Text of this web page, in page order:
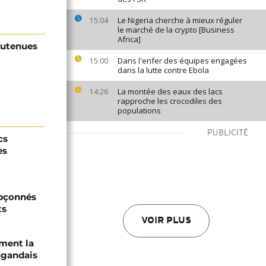
15:04
Le Nigeria cherche à mieux réguler
le marché de la crypto [Business
Africa]
15:00
Dans l'enfer des équipes engagées
dans la lutte contre Ebola
14:26
La montée des eaux des lacs
rapproche les crocodiles des
populations
PUBLICITÉ
VOIR PLUS
la